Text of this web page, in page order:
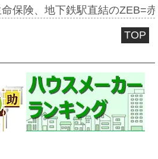
保険、地下鉄駅直結のZEB=
TOP